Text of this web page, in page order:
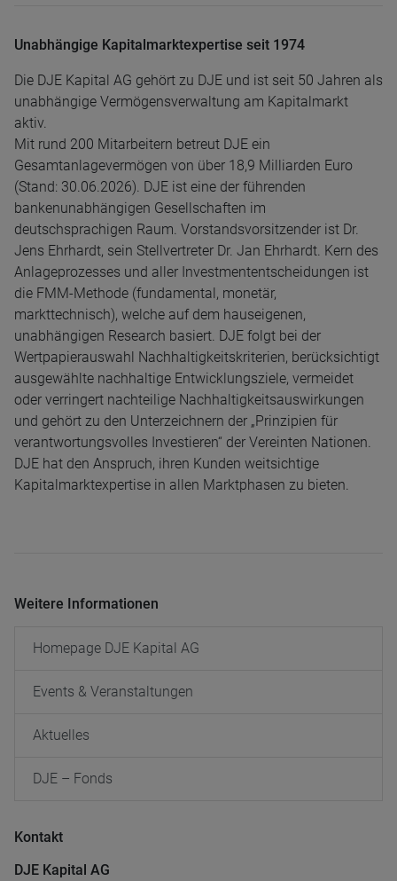
Unabhängige Kapitalmarktexpertise seit 1974
Die DJE Kapital AG gehört zu DJE und ist seit 50 Jahren als
unabhängige Vermögensverwaltung am Kapitalmarkt
aktiv.
Mit rund 200 Mitarbeitern betreut DJE ein
Gesamtanlagevermögen von über 18,9 Milliarden Euro
(Stand: 30.06.2026). DJE ist eine der führenden
bankenunabhängigen Gesellschaften im
deutschsprachigen Raum. Vorstandsvorsitzender ist Dr.
Jens Ehrhardt, sein Stellvertreter Dr. Jan Ehrhardt. Kern des
Anlageprozesses und aller Investmententscheidungen ist
die FMM-Methode (fundamental, monetär,
markttechnisch), welche auf dem hauseigenen,
unabhängigen Research basiert. DJE folgt bei der
Wertpapierauswahl Nachhaltigkeitskriterien, berücksichtigt
ausgewählte nachhaltige Entwicklungsziele, vermeidet
oder verringert nachteilige Nachhaltigkeitsauswirkungen
und gehört zu den Unterzeichnern der „Prinzipien für
verantwortungsvolles Investieren“ der Vereinten Nationen.
DJE hat den Anspruch, ihren Kunden weitsichtige
Kapitalmarktexpertise in allen Marktphasen zu bieten.
Weitere Informationen
Homepage DJE Kapital AG
Events & Veranstaltungen
Aktuelles
DJE – Fonds
Kontakt
DJE Kapital AG